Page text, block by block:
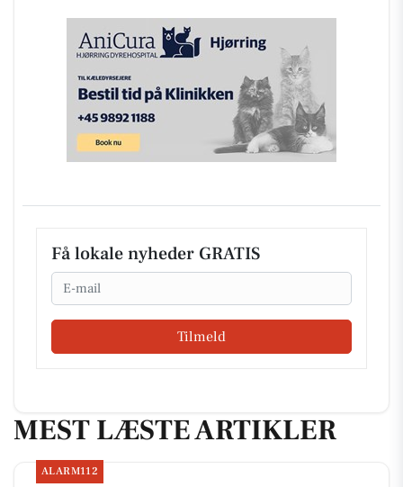
Få lokale nyheder GRATIS
Email
Tilmeld
MEST LÆSTE ARTIKLER
ALARM112